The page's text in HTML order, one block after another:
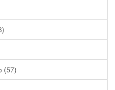
(57)